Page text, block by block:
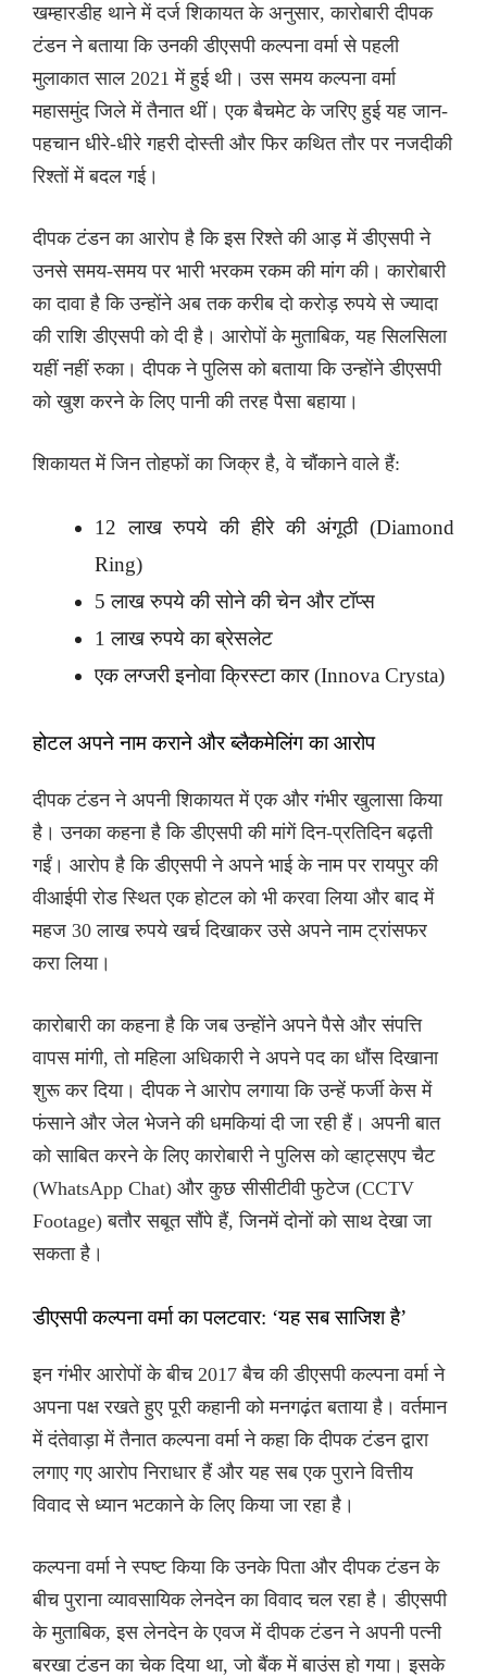
खम्हारडीह थाने में दर्ज शिकायत के अनुसार, कारोबारी दीपक
टंडन ने बताया कि उनकी डीएसपी कल्पना वर्मा से पहली
मुलाकात साल 2021 में हुई थी। उस समय कल्पना वर्मा
महासमुंद जिले में तैनात थीं। एक बैचमेट के जरिए हुई यह जान-
पहचान धीरे-धीरे गहरी दोस्ती और फिर कथित तौर पर नजदीकी
रिश्तों में बदल गई।
दीपक टंडन का आरोप है कि इस रिश्ते की आड़ में डीएसपी ने
उनसे समय-समय पर भारी भरकम रकम की मांग की। कारोबारी
का दावा है कि उन्होंने अब तक करीब दो करोड़ रुपये से ज्यादा
की राशि डीएसपी को दी है। आरोपों के मुताबिक, यह सिलसिला
यहीं नहीं रुका। दीपक ने पुलिस को बताया कि उन्होंने डीएसपी
को खुश करने के लिए पानी की तरह पैसा बहाया।
शिकायत में जिन तोहफों का जिक्र है, वे चौंकाने वाले हैं:
12 लाख रुपये की हीरे की अंगूठी (Diamond
Ring)
5 लाख रुपये की सोने की चेन और टॉप्स
1 लाख रुपये का ब्रेसलेट
एक लग्जरी इनोवा क्रिस्टा कार (Innova Crysta)
होटल अपने नाम कराने और ब्लैकमेलिंग का आरोप
दीपक टंडन ने अपनी शिकायत में एक और गंभीर खुलासा किया
है। उनका कहना है कि डीएसपी की मांगें दिन-प्रतिदिन बढ़ती
गईं। आरोप है कि डीएसपी ने अपने भाई के नाम पर रायपुर की
वीआईपी रोड स्थित एक होटल को भी करवा लिया और बाद में
महज 30 लाख रुपये खर्च दिखाकर उसे अपने नाम ट्रांसफर
करा लिया।
कारोबारी का कहना है कि जब उन्होंने अपने पैसे और संपत्ति
वापस मांगी, तो महिला अधिकारी ने अपने पद का धौंस दिखाना
शुरू कर दिया। दीपक ने आरोप लगाया कि उन्हें फर्जी केस में
फंसाने और जेल भेजने की धमकियां दी जा रही हैं। अपनी बात
को साबित करने के लिए कारोबारी ने पुलिस को व्हाट्सएप चैट
(WhatsApp Chat) और कुछ सीसीटीवी फुटेज (CCTV
Footage) बतौर सबूत सौंपे हैं, जिनमें दोनों को साथ देखा जा
सकता है।
डीएसपी कल्पना वर्मा का पलटवार: ‘यह सब साजिश है’
इन गंभीर आरोपों के बीच 2017 बैच की डीएसपी कल्पना वर्मा ने
अपना पक्ष रखते हुए पूरी कहानी को मनगढ़ंत बताया है। वर्तमान
में दंतेवाड़ा में तैनात कल्पना वर्मा ने कहा कि दीपक टंडन द्वारा
लगाए गए आरोप निराधार हैं और यह सब एक पुराने वित्तीय
विवाद से ध्यान भटकाने के लिए किया जा रहा है।
कल्पना वर्मा ने स्पष्ट किया कि उनके पिता और दीपक टंडन के
बीच पुराना व्यावसायिक लेनदेन का विवाद चल रहा है। डीएसपी
के मुताबिक, इस लेनदेन के एवज में दीपक टंडन ने अपनी पत्नी
बरखा टंडन का चेक दिया था, जो बैंक में बाउंस हो गया। इसके